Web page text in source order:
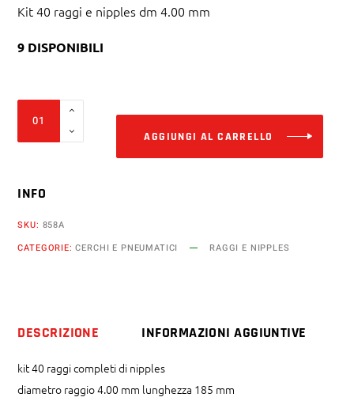
Kit 40 raggi e nipples dm 4.00 mm
9 DISPONIBILI
nipples
90°
quantity
AGGIUNGI AL CARRELLO
INFO
SKU: 858A
CATEGORIE:CERCHI E PNEUMATICI RAGGI E NIPPLES
DESCRIZIONE INFORMAZIONI AGGIUNTIVE
kit 40 raggi completi di nipples
diametro raggio 4.00 mm lunghezza 185 mm